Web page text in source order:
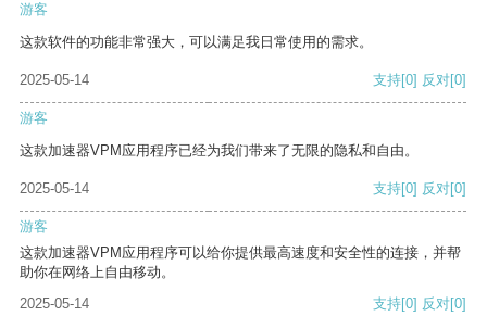
游客
这款软件的功能非常强大，可以满足我日常使用的需求。
2025-05-14 支持[0] 反对[0]
游客
这款加速器VPM应用程序已经为我们带来了无限的隐私和自由。
2025-05-14 支持[0] 反对[0]
游客
这款加速器VPM应用程序可以给你提供最高速度和安全性的连接，并帮
助你在网络上自由移动。
2025-05-14
支持[0] 反对[0]